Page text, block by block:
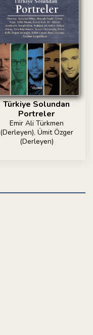
Türkiye Solundan
Portreler
Emir Ali Türkmen
(Derleyen), Ümit Özger
(Derleyen)